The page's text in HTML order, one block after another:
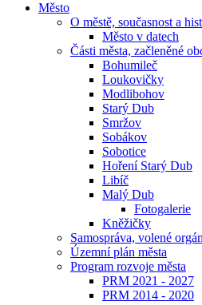
Město
O městě, současnost a
Město v datech
Části města, začleněné
Bohumileč
Loukovičky
Modlibohov
Starý Dub
Smržov
Sobákov
Sobotice
Hoření Starý Dub
Libíč
Malý Dub
Fotogalerie
Kněžičky
Samospráva, volené
Územní plán města
Program rozvoje města
PRM 2021 - 2027
PRM 2014 - 2020